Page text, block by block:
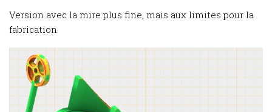
Version avec la mire plus fine, mais aux limites pour la
fabrication